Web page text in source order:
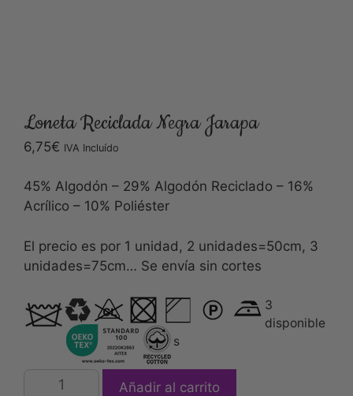
Loneta Reciclada Negra Jarapa
6,75€ IVA Incluído
45% Algodón – 29% Algodón Reciclado – 16%
Acrílico – 10% Poliéster
El precio es por 1 unidad, 2 unidades=50cm, 3
unidades=75cm… Se envía sin cortes
3
disponible
s
Añadir al carrito